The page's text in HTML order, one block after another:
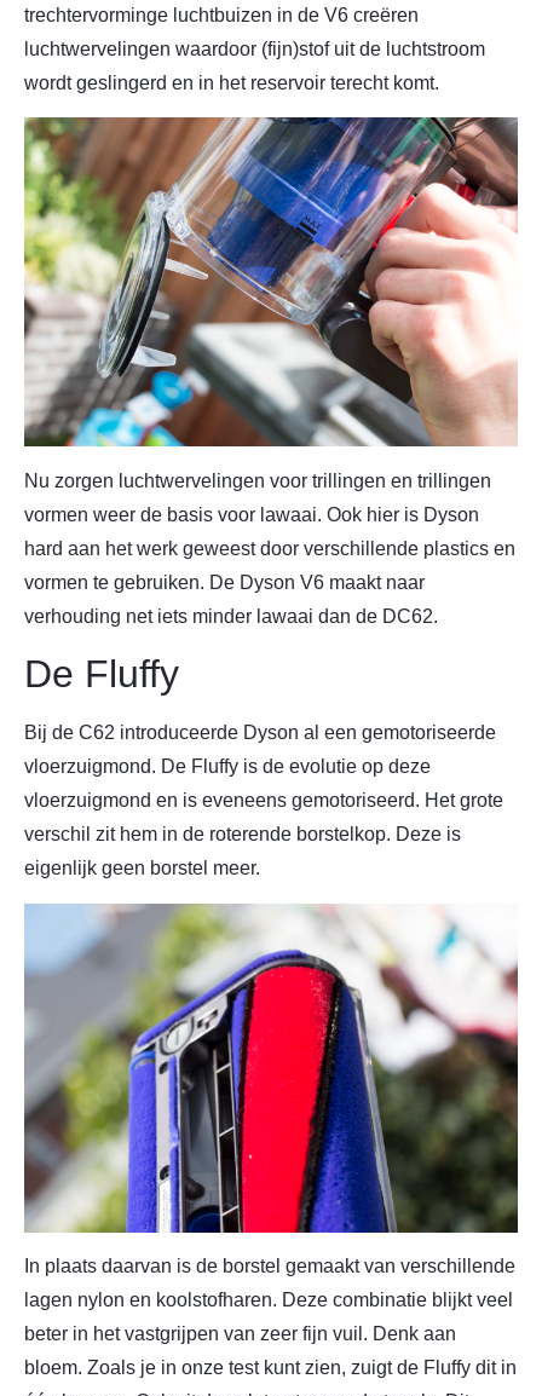
trechtervorminge luchtbuizen in de V6 creëren
luchtwervelingen waardoor (fijn)stof uit de luchtstroom
wordt geslingerd en in het reservoir terecht komt.
Nu zorgen luchtwervelingen voor trillingen en trillingen
vormen weer de basis voor lawaai. Ook hier is Dyson
hard aan het werk geweest door verschillende plastics en
vormen te gebruiken. De Dyson V6 maakt naar
verhouding net iets minder lawaai dan de DC62.
De Fluffy
Bij de C62 introduceerde Dyson al een gemotoriseerde
vloerzuigmond. De Fluffy is de evolutie op deze
vloerzuigmond en is eveneens gemotoriseerd. Het grote
verschil zit hem in de roterende borstelkop. Deze is
eigenlijk geen borstel meer.
In plaats daarvan is de borstel gemaakt van verschillende
lagen nylon en koolstofharen. Deze combinatie blijkt veel
beter in het vastgrijpen van zeer fijn vuil. Denk aan
bloem. Zoals je in onze test kunt zien, zuigt de Fluffy dit in